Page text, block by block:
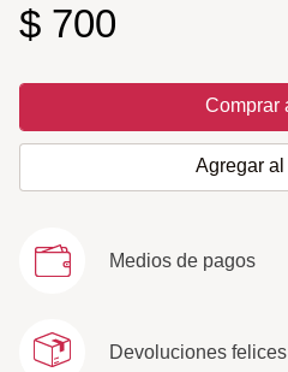
$ 700
Comprar
Agregar al
Medios de pagos
Devoluciones felices